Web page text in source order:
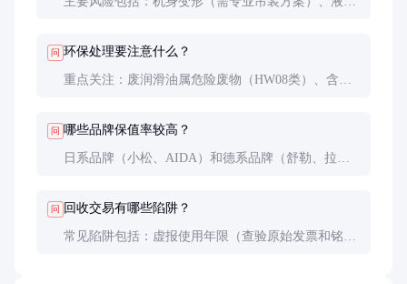
议聘请有压力机拆解经验的团队操作。
问 环保处理要注意什么？
重点关注：废润滑油属危险废物（HW08类）、含石
10万元环保处罚。
问 哪些品牌保值率较高？
日系品牌（小松、AIDA）和德系品牌（舒勒、拉斯
况。
问 回收交易有哪些陷阱？
常见陷阱包括：虚报使用年限（查验原始发票和铭